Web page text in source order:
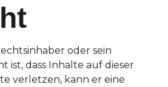
oder sein
ist, dass Inhalte auf dieser
verletzen, kann er eine